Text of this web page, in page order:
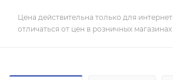
Цена действительна только для
отличаться от цен в розничных магазинах